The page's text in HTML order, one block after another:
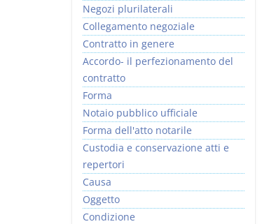
Negozi plurilaterali
Collegamento negoziale
Contratto in genere
Accordo- il perfezionamento del
contratto
Forma
Notaio pubblico ufficiale
Forma dell'atto notarile
Custodia e conservazione atti e
repertori
Causa
Oggetto
Condizione